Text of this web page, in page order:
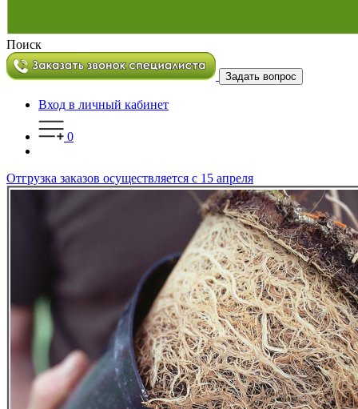
Поиск
Задать вопрос
Вход в личный кабинет
0
Отгрузка заказов осуществляется с 15 апреля